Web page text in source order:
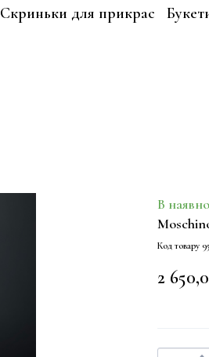
Скриньки для прикрас
В
Код товару
2